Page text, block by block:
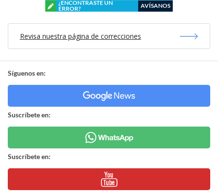
¿ENCONTRASTE UN
ERROR?
AVÍSANOS
Revisa nuestra página de correcciones
Síguenos en:
Suscríbete en:
Suscríbete en: